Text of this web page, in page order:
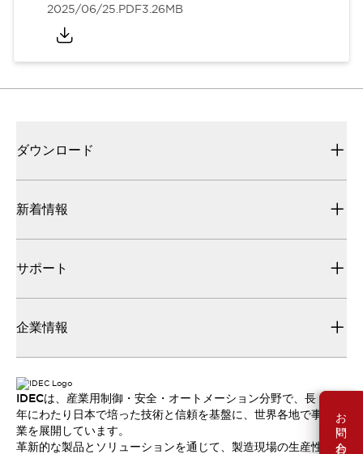
お問い合わせ
2025/06/25.PDF3.26MB
ダウンロード
新着情報
サポート
企業情報
IDECは、産業用制御・安全・オートメーション分野で、長
年にわたり日本で培った技術と信頼を基盤に、世界各地で事
業を展開しています。
革新的な製品とソリューションを通じて、製造現場の生産性